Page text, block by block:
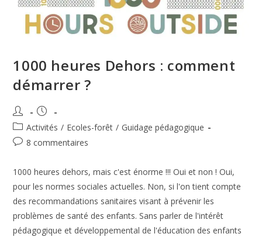
1000 heures Dehors : comment
démarrer ?
Activités / Ecoles-forêt / Guidage pédagogique
8 commentaires
1000 heures dehors, mais c'est énorme !!! Oui et non ! Oui,
pour les normes sociales actuelles. Non, si l'on tient compte
des recommandations sanitaires visant à prévenir les
problèmes de santé des enfants. Sans parler de l'intérêt
pédagogique et développemental de l'éducation des enfants